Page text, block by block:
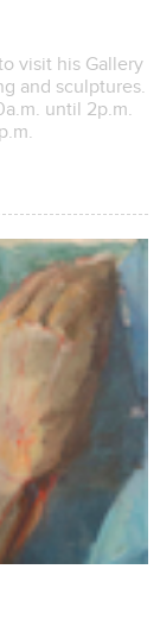
visit his Gallery
and sculptures.
until 2p.m.